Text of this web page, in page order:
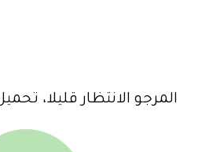
المرجو الانتظار قليلا،